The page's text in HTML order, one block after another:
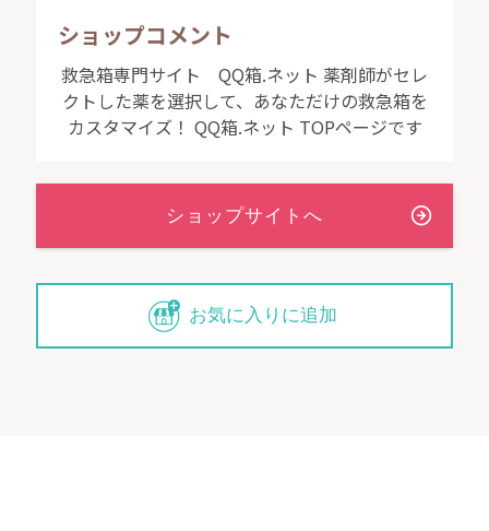
ショップコメント
救急箱専門サイト QQ箱.ネット 薬剤師がセレ
クトした薬を選択して、あなただけの救急箱を
カスタマイズ！ QQ箱.ネット TOPページです
お気に入りに追加